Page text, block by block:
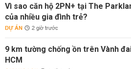
Vì sao căn hộ 2PN+ tại The
của nhiều gia đình trẻ?
DỰ ÁN 2 giờ trước
9 km tường chống ồn trên Vành
HCM